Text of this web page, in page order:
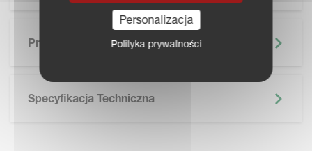
Prospekt
Specyfikacja Techniczna
Personalizacja
Polityka prywatności